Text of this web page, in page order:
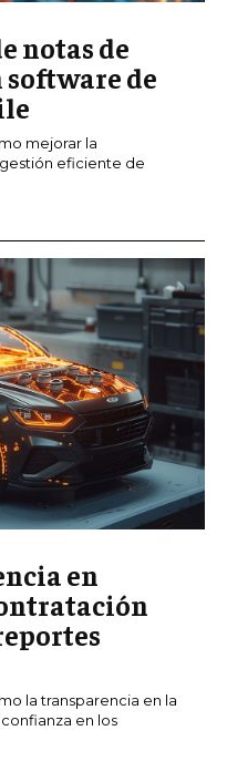
notas de
de
mejorar la
eficiente de
en
la transparencia en la
en los